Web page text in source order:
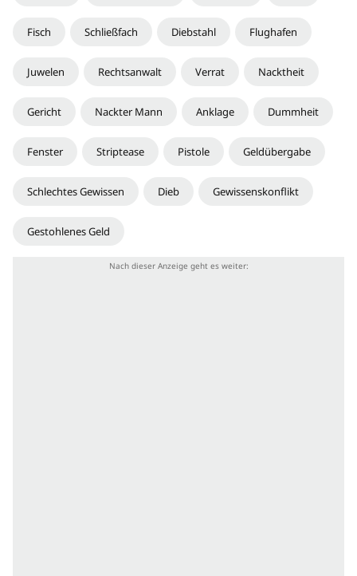
Fisch Schließfach Diebstahl Flughafen
Juwelen Rechtsanwalt Verrat Nacktheit
Gericht Nackter Mann Anklage Dummheit
Fenster Striptease Pistole Geldübergabe
Schlechtes Gewissen Dieb Gewissenskonflikt
Gestohlenes Geld